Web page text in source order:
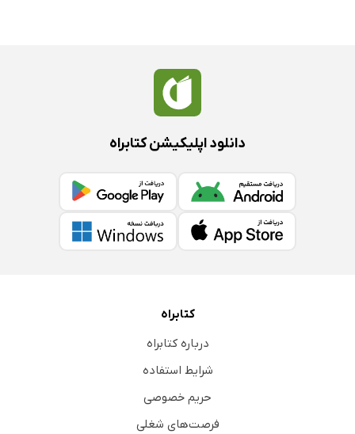
دانلود اپلیکیشن کتابراه
کتابراه
درباره کتابراه
شرایط استفاده
حریم خصوصی
فرصت‌های شغلی